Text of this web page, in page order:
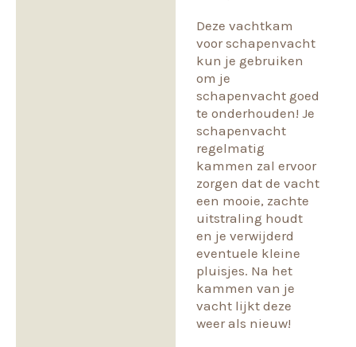
Deze vachtkam
voor schapenvacht
kun je gebruiken
om je
schapenvacht goed
te onderhouden! Je
schapenvacht
regelmatig
kammen zal ervoor
zorgen dat de vacht
een mooie, zachte
uitstraling houdt
en je verwijderd
eventuele kleine
pluisjes. Na het
kammen van je
vacht lijkt deze
weer als nieuw!